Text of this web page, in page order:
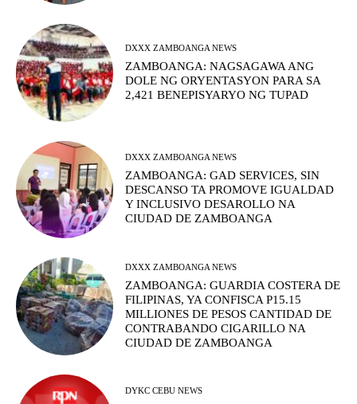
DXXX ZAMBOANGA NEWS
ZAMBOANGA: NAGSAGAWA ANG
DOLE NG ORYENTASYON PARA SA
2,421 BENEPISYARYO NG TUPAD
DXXX ZAMBOANGA NEWS
ZAMBOANGA: GAD SERVICES, SIN
DESCANSO TA PROMOVE IGUALDAD
Y INCLUSIVO DESAROLLO NA
CIUDAD DE ZAMBOANGA
DXXX ZAMBOANGA NEWS
ZAMBOANGA: GUARDIA COSTERA DE
FILIPINAS, YA CONFISCA P15.15
MILLIONES DE PESOS CANTIDAD DE
CONTRABANDO CIGARILLO NA
CIUDAD DE ZAMBOANGA
DYKC CEBU NEWS